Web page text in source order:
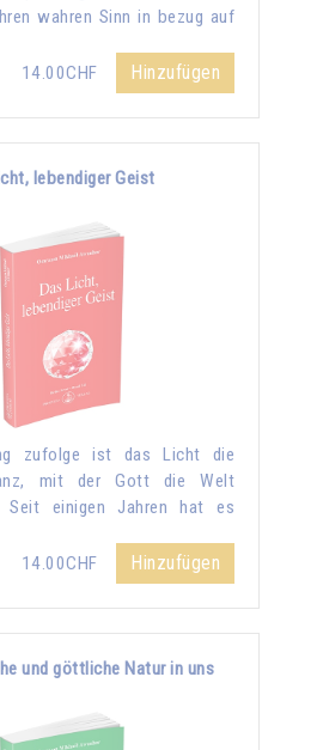
wahren Sinn in bezug auf
14.00CHF
Hinzufügen
lebendiger Geist
zufolge ist das Licht die
mit der Gott die Welt
Seit einigen Jahren hat es
14.00CHF
Hinzufügen
und göttliche Natur in uns